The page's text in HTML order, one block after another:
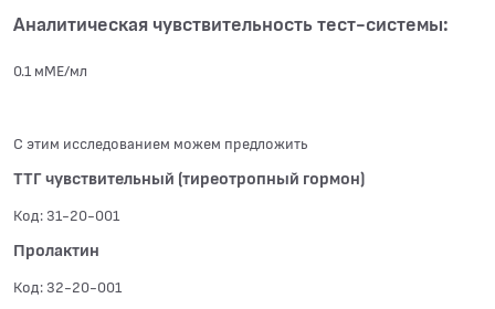
Аналитическая чувствительность тест-системы:
0.1 мМЕ/мл
С этим исследованием можем предложить
ТТГ чувствительный (тиреотропный гормон)
Код: 31-20-001
Пролактин
Код: 32-20-001